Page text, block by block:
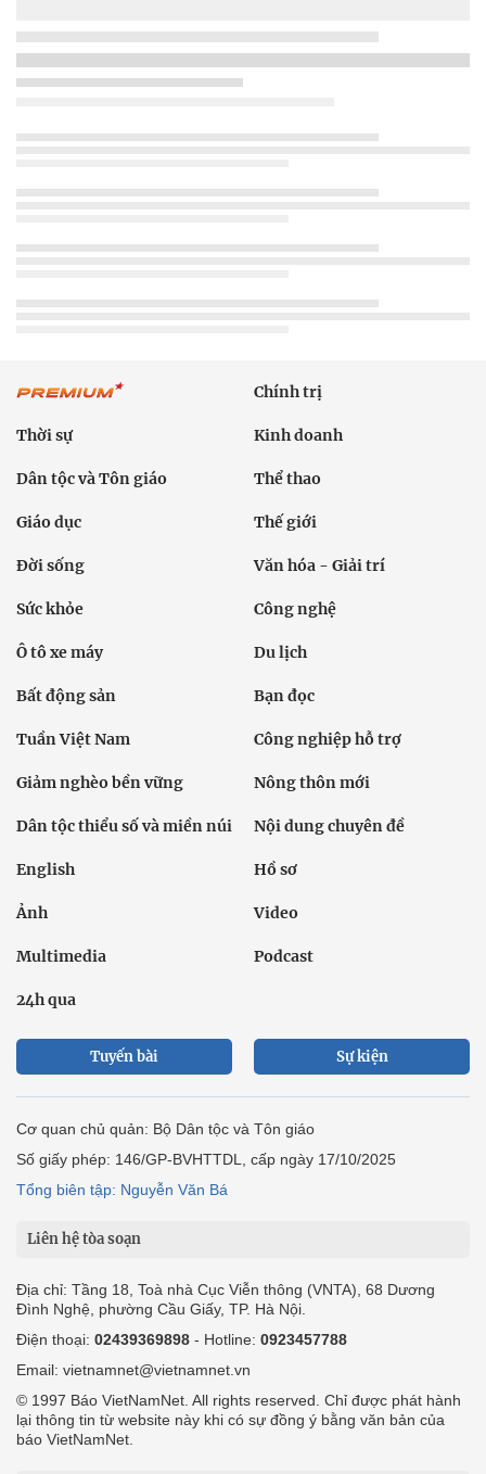
Chính trị
Thời sự Kinh doanh
Dân tộc và Tôn giáo Thể thao
Giáo dục Thế giới
Đời sống Văn hóa - Giải trí
Sức khỏe Công nghệ
Ô tô xe máy Du lịch
Bất động sản Bạn đọc
Tuần Việt Nam Công nghiệp hỗ trợ
Giảm nghèo bền vững Nông thôn mới
Dân tộc thiểu số và miền núi Nội dung chuyên đề
English Hồ sơ
Ảnh Video
Multimedia Podcast
24h qua
Tuyến bài Sự kiện
Cơ quan chủ quản: Bộ Dân tộc và Tôn giáo
Số giấy phép: 146/GP-BVHTTDL, cấp ngày 17/10/2025
Tổng biên tập: Nguyễn Văn Bá
Liên hệ tòa soạn
Địa chỉ: Tầng 18, Toà nhà Cục Viễn thông (VNTA), 68 Dương
Đình Nghệ, phường Cầu Giấy, TP. Hà Nội.
Điện thoại: 02439369898 - Hotline: 0923457788
Email: vietnamnet@vietnamnet.vn
© 1997 Báo VietNamNet. All rights reserved. Chỉ được phát hành
lại thông tin từ website này khi có sự đồng ý bằng văn bản của
báo VietNamNet.